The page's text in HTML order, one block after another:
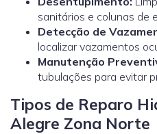
sanitários e colunas de
Detecção de
localizar vazamentos
Manutenção
tubulações para evitar
Tipos de Reparo
Alegre Zona Norte